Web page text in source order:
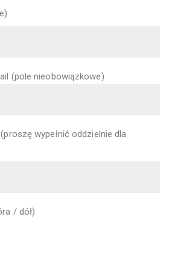
(pole nieobowiązkowe)
wypełnić oddzielnie dla
/ dół)